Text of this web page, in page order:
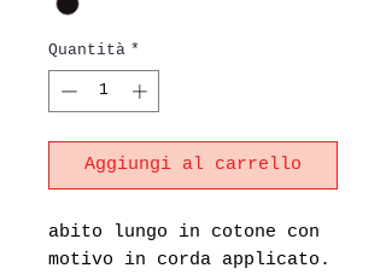
Quantità *
Aggiungi al carrello
abito lungo in cotone con
motivo in corda applicato.